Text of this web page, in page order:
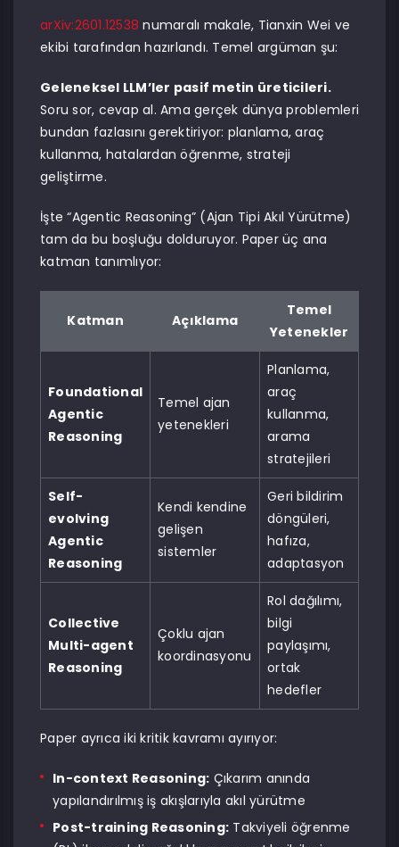
arXiv:2601.12538 numaralı makale, Tianxin Wei ve
ekibi tarafından hazırlandı. Temel argüman şu:
Geleneksel LLM’ler pasif metin üreticileri.
Soru sor, cevap al. Ama gerçek dünya problemleri
bundan fazlasını gerektiriyor: planlama, araç
kullanma, hatalardan öğrenme, strateji
geliştirme.
İşte “Agentic Reasoning” (Ajan Tipi Akıl Yürütme)
tam da bu boşluğu dolduruyor. Paper üç ana
katman tanımlıyor:
Katman Açıklama
Temel
Yetenekler
Foundational
Agentic
Reasoning
Temel ajan
yetenekleri
Planlama,
araç
kullanma,
arama
stratejileri
Self-
evolving
Agentic
Reasoning
Kendi kendine
gelişen
sistemler
Geri bildirim
döngüleri,
hafıza,
adaptasyon
Collective
Multi-agent
Reasoning
Çoklu ajan
koordinasyonu
Rol dağılımı,
bilgi
paylaşımı,
ortak
hedefler
Paper ayrıca iki kritik kavramı ayırıyor:
In-context Reasoning: Çıkarım anında
yapılandırılmış iş akışlarıyla akıl yürütme
Post-training Reasoning: Takviyeli öğrenme